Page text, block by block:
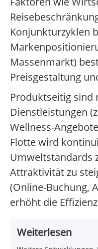
Konjunkturzyklen
Massenmarkt)
Preisgestaltung
Produktseitig sind
Dienstleistungen
Wellness-
Flotte wird
Umweltstandards
Attraktivität zu
(Online-Buchung,
erhöht die
Weiterlesen